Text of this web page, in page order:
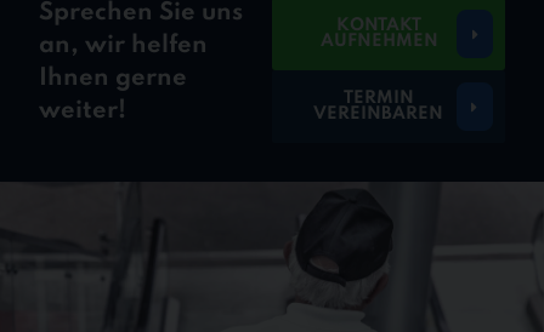
Sprechen Sie uns
an, wir helfen
Ihnen gerne
weiter!
KONTAKT
AUFNEHMEN
TERMIN
VEREINBAREN